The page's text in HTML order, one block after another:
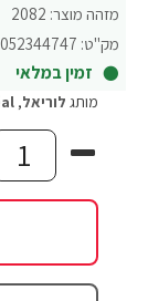
מזהה מוצר: 2082
מק"ט:
זמין במלאי
מותג לוריאל,